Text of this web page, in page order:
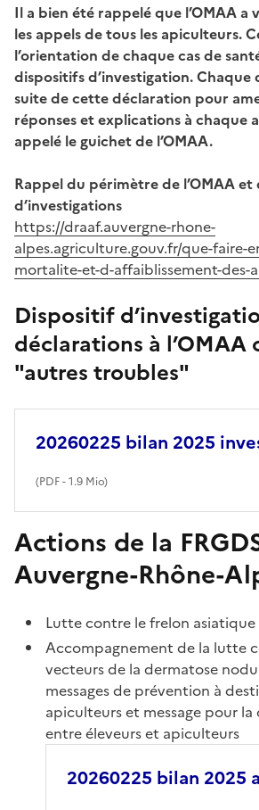
Il a bien été rappelé que l’OMAA a
les appels de tous les apiculteurs.
l’orientation de chaque cas de
dispositifs d’investigation.
suite de cette déclaration pour
réponses et explications à chaque
appelé le guichet de l’OMAA.
Rappel du périmètre de l’OMAA
d’investigations
https://draaf.auvergne-rhone-
alpes.agriculture.gouv.fr/que-faire-
mortalite-et-d-affaiblissement-des-
Dispositif
déclarations à l’OMAA
"autres troubles"
20260225 bilan 2025
(PDF- 1.9 Mio)
Actions de la
Auvergne-Rhône-
Lutte contre le frelon asiatique
Accompagnement de la lutte
vecteurs de la dermatose
messages de prévention à
apiculteurs et message pour
entre éleveurs et apiculteurs
20260225 bilan 2025